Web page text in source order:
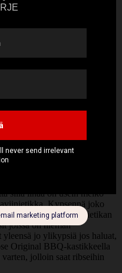
joko lusikan varsi tai
vedä sitten kalvo irti
voit käyttää talouspaperia
Miss Klose Jerk Rubia.
sillä lihaa on usein melko
Kypsennä joko
omenamehun ja viinietikan
joissa on hieman
yleensä jo ylikypsiä jos haluat,
Original BBQ-kastikkeella
jolloin saat ribseihin